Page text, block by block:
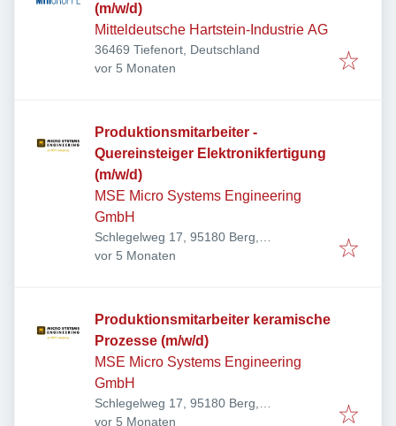
(m/w/d)
Mitteldeutsche Hartstein-Industrie AG
36469 Tiefenort, Deutschland
Veröffentlicht:
vor 5 Monaten
Produktionsmitarbeiter -
Quereinsteiger Elektronikfertigung
(m/w/d)
MSE Micro Systems Engineering
GmbH
Schlegelweg 17, 95180 Berg,
Deutschland
Veröffentlicht:
vor 5 Monaten
Produktionsmitarbeiter keramische
Prozesse (m/w/d)
MSE Micro Systems Engineering
GmbH
Schlegelweg 17, 95180 Berg,
Deutschland
Veröffentlicht:
vor 5 Monaten